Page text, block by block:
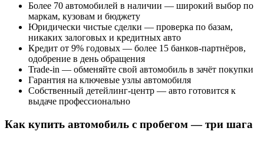
Более 70 автомобилей в наличии — широкий выбор по
маркам, кузовам и бюджету
Юридически чистые сделки — проверка по базам,
никаких залоговых и кредитных авто
Кредит от 9% годовых — более 15 банков-партнёров,
одобрение в день обращения
Trade-in — обменяйте свой автомобиль в зачёт покупки
Гарантия на ключевые узлы автомобиля
Собственный детейлинг-центр — авто готовится к
выдаче профессионально
Как купить автомобиль с пробегом — три шага